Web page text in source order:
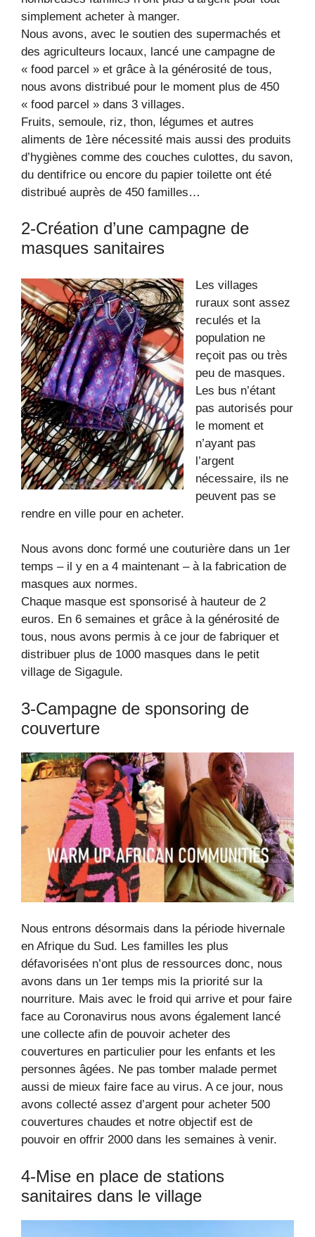
simplement acheter à manger.
Nous avons, avec le soutien des supermachés et
des agriculteurs locaux, lancé une campagne de
« food parcel » et grâce à la générosité de tous,
nous avons distribué pour le moment plus de 450
« food parcel » dans 3 villages.
Fruits, semoule, riz, thon, légumes et autres
aliments de 1ère nécessité mais aussi des produits
d’hygiènes comme des couches culottes, du savon,
du dentifrice ou encore du papier toilette ont été
distribué auprès de 450 familles…
2-Création d’une campagne de
masques sanitaires
Les villages
ruraux sont assez
reculés et la
population ne
reçoit pas ou très
peu de masques.
Les bus n’étant
pas autorisés pour
le moment et
n’ayant pas
l’argent
nécessaire, ils ne
peuvent pas se
rendre en ville pour en acheter.
Nous avons donc formé une couturière dans un 1er
temps – il y en a 4 maintenant – à la fabrication de
masques aux normes.
Chaque masque est sponsorisé à hauteur de 2
euros. En 6 semaines et grâce à la générosité de
tous, nous avons permis à ce jour de fabriquer et
distribuer plus de 1000 masques dans le petit
village de Sigagule.
3-Campagne de sponsoring de
couverture
Nous entrons désormais dans la période hivernale
en Afrique du Sud. Les familles les plus
défavorisées n’ont plus de ressources donc, nous
avons dans un 1er temps mis la priorité sur la
nourriture. Mais avec le froid qui arrive et pour faire
face au Coronavirus nous avons également lancé
une collecte afin de pouvoir acheter des
couvertures en particulier pour les enfants et les
personnes âgées. Ne pas tomber malade permet
aussi de mieux faire face au virus. A ce jour, nous
avons collecté assez d’argent pour acheter 500
couvertures chaudes et notre objectif est de
pouvoir en offrir 2000 dans les semaines à venir.
4-Mise en place de stations
sanitaires dans le village